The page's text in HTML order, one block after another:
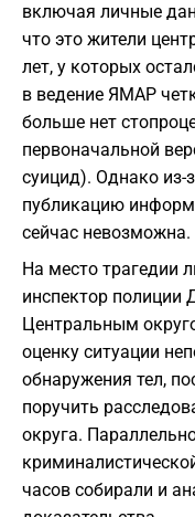
включая личные
что это жители
лет, у которых
в ведение ЯМАР
больше нет
первоначальной
суицид). Однако из-
публикацию
сейчас невозможна.
На место трагедии
инспектор
Центральным
оценку ситуации
обнаружения тел,
поручить
округа.
часов собирали и